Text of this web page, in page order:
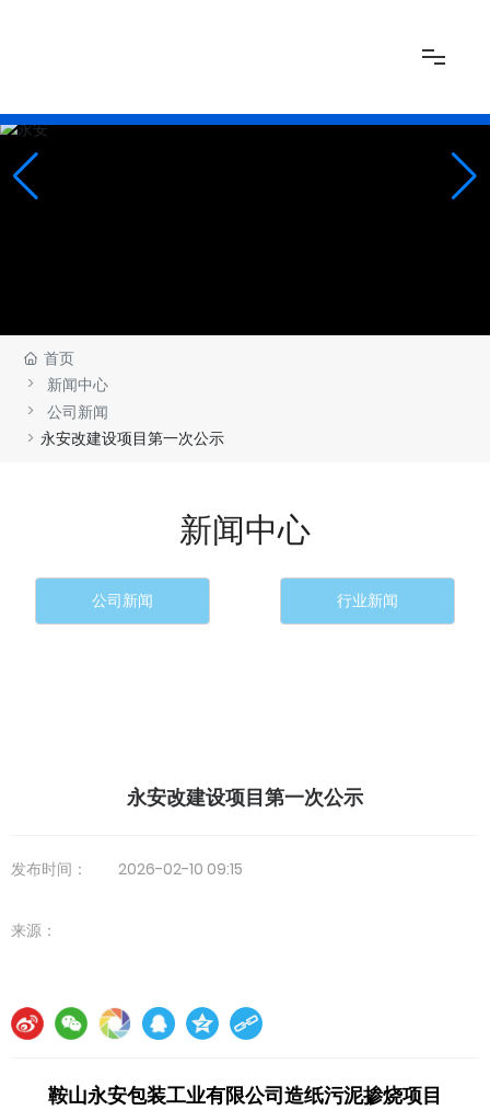
网站首页
产品展示
厂房展示
首页
新闻中心
公司新闻
永安改建设项目第一次公示
新闻中心
公司新闻 行业新闻
永安改建设项目第一次公示
发布时间： 2026-02-10 09:15
来源：
鞍山永安包装工业有限公司造纸污泥掺烧项目